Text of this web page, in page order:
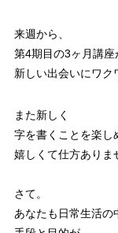
来週から、
第4期目の3ヶ月講座
新しい出会いにワク
また新しく
字を書くことを楽し
嬉しくて仕方ありま
さて。
あなたも日常生活の